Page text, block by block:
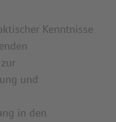
Kenntnisse
und
in den